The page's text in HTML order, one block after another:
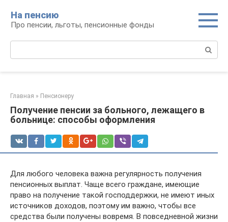
контенту
На пенсию
Про пенсии, льготы, пенсионные фонды
Главная » Пенсионеру
Получение пенсии за больного, лежащего в
больнице: способы оформления
Для любого человека важна регулярность получения
пенсионных выплат. Чаще всего граждане, имеющие
право на получение такой господдержки, не имеют иных
источников доходов, поэтому им важно, чтобы все
средства были получены вовремя. В повседневной жизни